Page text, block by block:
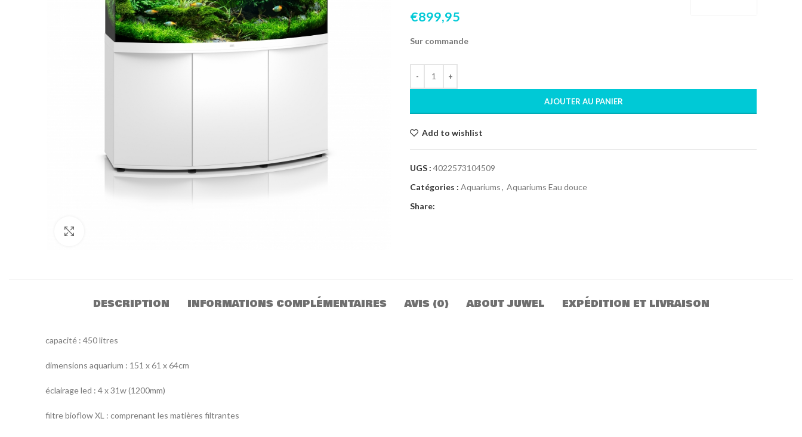
€899,95
Sur commande
AJOUTER AU PANIER
Add to wishlist
UGS : 4022573104509
Catégories : Aquariums, Aquariums Eau douce
Share:
DESCRIPTION INFORMATIONS COMPLÉMENTAIRES AVIS (0) ABOUT JUWEL EXPÉDITION ET LIVRAISON
capacité : 450 litres
dimensions aquarium : 151 x 61 x 64cm
éclairage led : 4 x 31w (1200mm)
filtre bioflow XL : comprenant les matières filtrantes